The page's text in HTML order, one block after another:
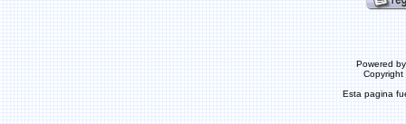
Powered
Esta pagina